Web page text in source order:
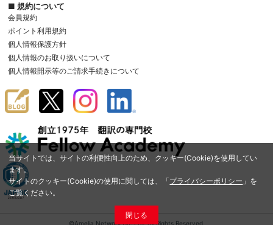
当サイトでは、サイトの利便性向上のため、クッキー(Cookie)を使用してい
ます。
サイトのクッキー(Cookie)の使用に関しては、「プライバシーポリシー 」を
ご覧ください。
閉じる
■ 規約について
会員規約
ポイント利用規約
個人情報保護方針
個人情報のお取り扱いについて
個人情報開示等のご請求手続きについて
©Amelia Network Co.,Ltd. All Rights Reserved.